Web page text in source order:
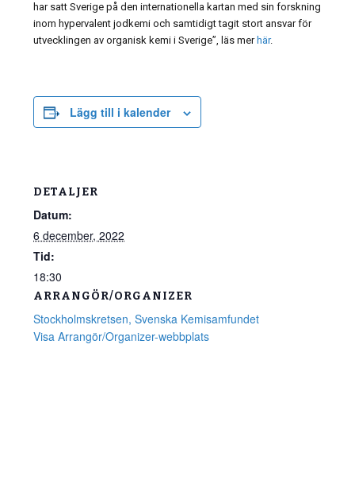
har satt Sverige på den internationella kartan med sin forskning
inom hypervalent jodkemi och samtidigt tagit stort ansvar för
utvecklingen av organisk kemi i Sverige”, läs mer här.
Lägg till i kalender
DETALJER
Datum:
6 december, 2022
Tid:
18:30
ARRANGÖR/ORGANIZER
Stockholmskretsen, Svenska Kemisamfundet
Visa Arrangör/Organizer-webbplats